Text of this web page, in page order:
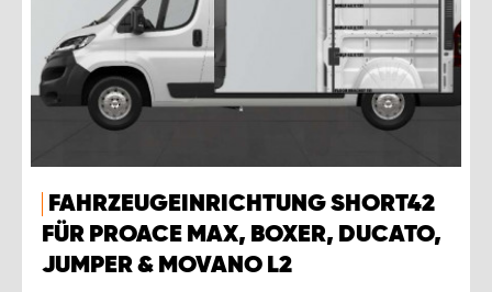
FAHRZEUGEINRICHTUNG SHORT42
FÜR PROACE MAX, BOXER, DUCATO,
JUMPER & MOVANO L2